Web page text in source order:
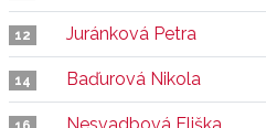
12 Juránková Petra
14 Baďurová Nikola